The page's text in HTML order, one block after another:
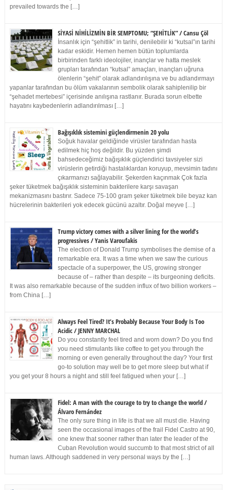
prevailed towards the […]
SİYASİ NİHİLİZMİN BİR SEMPTOMU; “ŞEHİTLİK” / Cansu Çöl
İnsanlık için “şehitlik” in tarihi, denilebilir ki “kutsal”ın tarihi
kadar eskidir. Hemen hemen bütün toplumlarda
birbirinden farklı ideolojiler, inançlar ve hatta meslek
grupları tarafından “kutsal” amaçları, inançları uğruna
ölenlerin “şehit” olarak adlandırılışına ve bu adlandırmayı
yapanlar tarafından bu ölüm vakalarının sembolik olarak sahiplenilip bir
“şehadet mertebesi” içerisinde anılışına rastlanır. Burada sorun elbette
hayatını kaybedenlerin adlandırılması […]
Bağışıklık sistemini güçlendirmenin 20 yolu
Soğuk havalar geldiğinde virüsler tarafından hasta
edilmek hiç hoş değildir. Bu yüzden şimdi
bahsedeceğimiz bağışıklık güçlendirici tavsiyeler sizi
virüslerin getirdiği hastalıklardan koruyup, mevsimin tadını
çıkarmanızı sağlayabilir. Şekerden kaçınmak Çok fazla
şeker tüketmek bağışıklık sisteminin bakterilere karşı savaşan
mekanizmasını bastırır. Sadece 75-100 gram şeker tüketmek bile beyaz kan
hücrelerinin bakterileri yok edecek gücünü azaltır. Doğal meyve […]
Trump victory comes with a silver lining for the world’s
progressives / Yanis Varoufakis
The election of Donald Trump symbolises the demise of a
remarkable era. It was a time when we saw the curious
spectacle of a superpower, the US, growing stronger
because of – rather than despite – its burgeoning deficits.
It was also remarkable because of the sudden influx of two billion workers –
from China […]
Always Feel Tired? It’s Probably Because Your Body Is Too
Acidic / JENNY MARCHAL
Do you constantly feel tired and worn down? Do you find
you need stimulants like coffee to get you through the
morning or even generally throughout the day? Your first
go-to solution may well be to get more sleep but what if
you get your 8 hours a night and still feel fatigued when your […]
Fidel: A man with the courage to try to change the world /
Álvaro Fernández
The only sure thing in life is that we all must die. Having
seen the occasional images of the frail Fidel Castro at 90,
one knew that sooner rather than later the leader of the
Cuban Revolution would succumb to that most strict of all
human laws. Although saddened in very personal ways by the […]